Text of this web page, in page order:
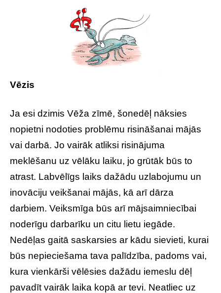
Vēzis
Ja esi dzimis Vēža zīmē, šonedēļ nāksies
nopietni nodoties problēmu risināšanai mājās
vai darbā. Jo vairāk atliksi risinājuma
meklēšanu uz vēlāku laiku, jo grūtāk būs to
atrast. Labvēlīgs laiks dažādu uzlabojumu un
inovāciju veikšanai mājās, kā arī dārza
darbiem. Veiksmīga būs arī mājsaimniecībai
noderīgu darbarīku un citu lietu iegāde.
Nedēļas gaitā saskarsies ar kādu sievieti, kurai
būs nepieciešama tava palīdzība, padoms vai,
kura vienkārši vēlēsies dažādu iemeslu dēļ
pavadīt vairāk laika kopā ar tevi. Neatliec uz